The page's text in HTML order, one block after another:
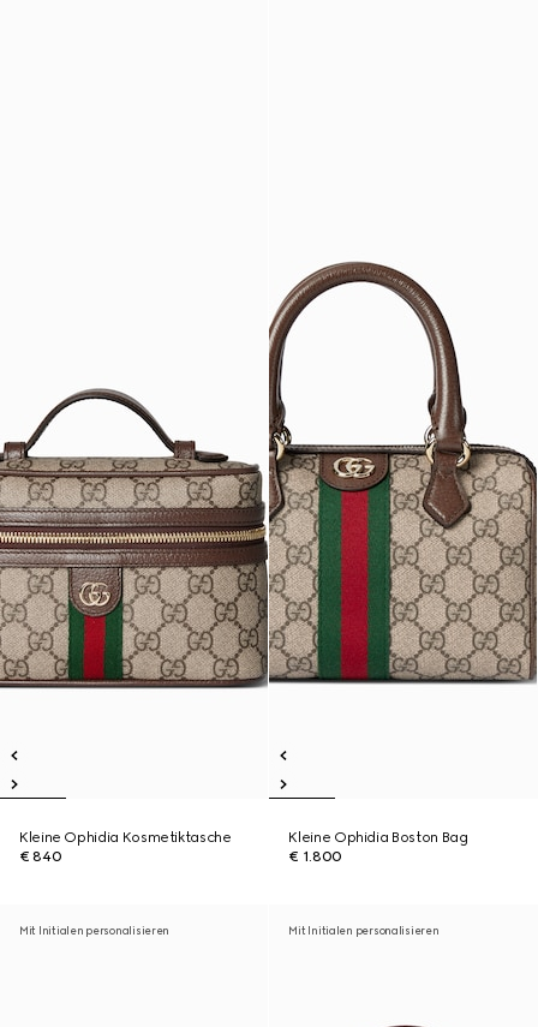
Kleine Ophidia Kosmetiktasche
€ 840
Kleine Ophidia Boston Bag
€ 1.800
Mit Initialen personalisieren Mit Initialen personalisieren